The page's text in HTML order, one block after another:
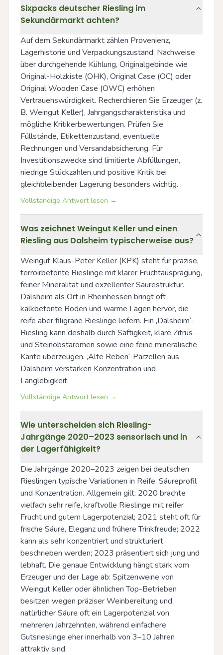
Sixpacks deutscher Riesling im
Sekundärmarkt achten?
Auf dem Sekundärmarkt zählen Provenienz,
Lagerhistorie und Verpackungszustand: Nachweise
über durchgehende Kühlung, Originalgebinde wie
Original-Holzkiste (OHK), Original Case (OC) oder
Original Wooden Case (OWC) erhöhen
Vertrauenswürdigkeit. Recherchieren Sie Erzeuger (z.
B. Weingut Keller), Jahrgangscharakteristika und
mögliche Kritikerbewertungen. Prüfen Sie
Füllstände, Etikettenzustand, eventuelle
Rechnungen und Versandabsicherung. Für
Investitionszwecke sind limitierte Abfüllungen,
niedrige Stückzahlen und positive Kritik bei
gleichbleibender Lagerung besonders wichtig.
Vollständige Antwort lesen →
Was zeichnet Weingut Keller und einen
Riesling aus Dalsheim typischerweise aus?
Weingut Klaus-Peter Keller (KPK) steht für präzise,
terroirbetonte Rieslinge mit klarer Fruchtausprägung,
feiner Mineralität und exzellenter Säurestruktur.
Dalsheim als Ort in Rheinhessen bringt oft
kalkbetonte Böden und warme Lagen hervor, die
reife aber filigrane Rieslinge liefern. Ein ‚Dalsheim‘-
Riesling kann deshalb durch Saftigkeit, klare Zitrus-
und Steinobstaromen sowie eine feine mineralische
Kante überzeugen. ‚Alte Reben‘-Parzellen aus
Dalsheim verstärken Konzentration und
Langlebigkeit.
Vollständige Antwort lesen →
Wie unterscheiden sich Riesling-
Jahrgänge 2020–2023 sensorisch und in
der Lagerfähigkeit?
Die Jahrgänge 2020–2023 zeigen bei deutschen
Rieslingen typische Variationen in Reife, Säureprofil
und Konzentration. Allgemein gilt: 2020 brachte
vielfach sehr reife, kraftvolle Rieslinge mit reifer
Frucht und gutem Lagerpotenzial; 2021 steht oft für
frische Säure, Eleganz und frühere Trinkfreude; 2022
kann als sehr konzentriert und strukturiert
beschrieben werden; 2023 präsentiert sich jung und
lebhaft. Die genaue Entwicklung hängt stark vom
Erzeuger und der Lage ab: Spitzenweine von
Weingut Keller oder ähnlichen Top-Betrieben
besitzen wegen präziser Weinbereitung und
natürlicher Säure oft ein Lagerpotenzial von
mehreren Jahrzehnten, während einfachere
Gutsrieslinge eher innerhalb von 3–10 Jahren
attraktiv sind.